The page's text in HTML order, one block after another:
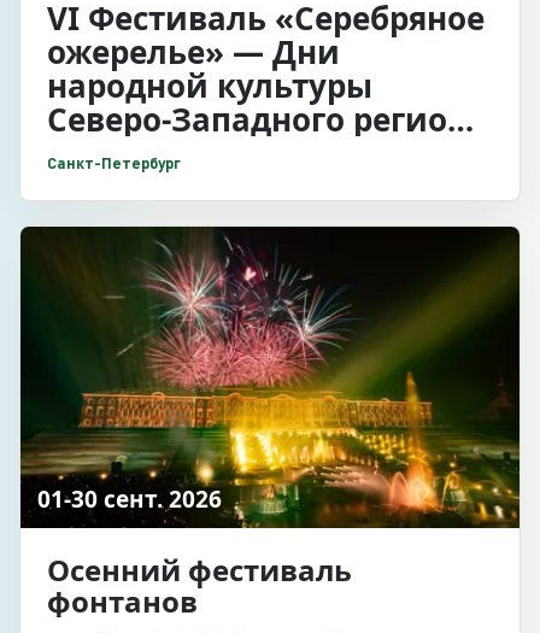
VI Фестиваль «Серебряное
ожерелье» — Дни
народной культуры
Северо-Западного региона
в Санкт-Петербурге
Санкт-Петербург
01-30 сент. 2026
Осенний фестиваль
фонтанов